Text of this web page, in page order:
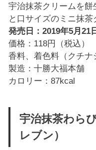
宇治抹茶クリームを
と口サイズのミニ抹茶
発売日：2019年5月21
価格：118円（税込）
香料、着色料（クチナ
製造：十勝大福本舗
カロリー：87kcal
宇治抹茶わら
レブン）